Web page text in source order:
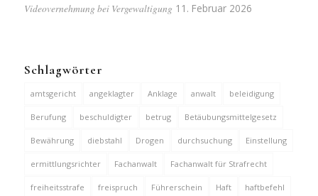
Videovernehmung bei Vergewaltigung 11. Februar 2026
Schlagwörter
amtsgericht angeklagter Anklage anwalt beleidigung
Berufung beschuldigter betrug Betäubungsmittelgesetz
Bewährung diebstahl Drogen durchsuchung Einstellung
ermittlungsrichter Fachanwalt Fachanwalt für Strafrecht
freiheitsstrafe freispruch Führerschein Haft haftbefehl